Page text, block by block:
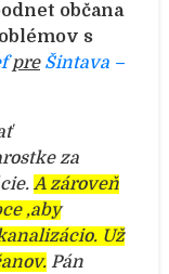
občana
s
pre Šintava –
za
A zároveň
,aby
Už
Pán